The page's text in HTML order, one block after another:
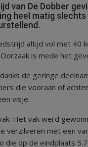
van De Dobber
heel matig
altijd vol met 40
is mede het
de geringe
die vooraan of
visje.
Het vak werd
verzilveren met een
die op de eindplaats